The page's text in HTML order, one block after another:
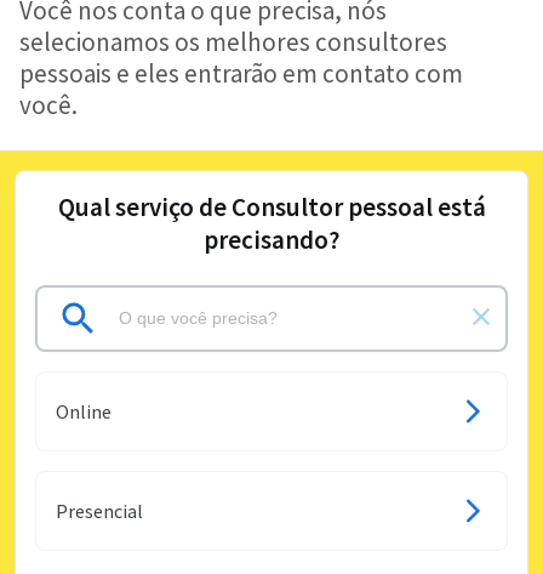
Você nos conta o que precisa, nós
selecionamos os melhores consultores
pessoais e eles entrarão em contato com
você.
Qual serviço de Consultor pessoal está
precisando?
Online
Presencial